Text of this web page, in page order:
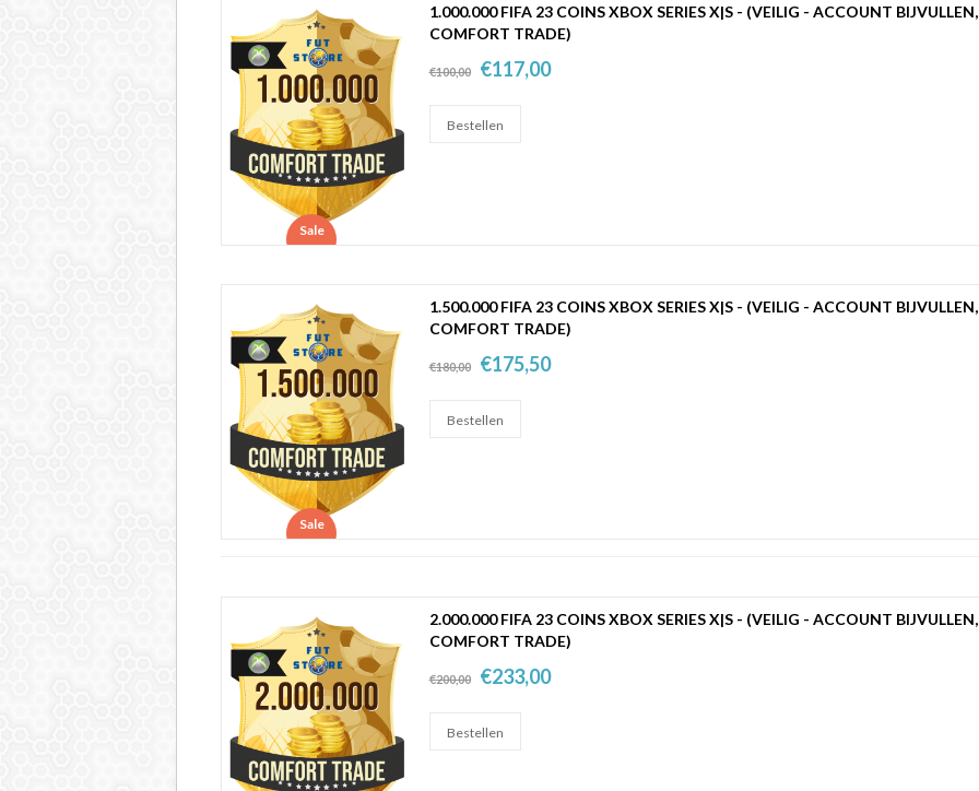
Sale
1.000.000 FIFA 23 COINS XBOX SERIES X|S - (VEILIG - ACCOUNT BIJVULLEN,
COMFORT TRADE)
€100,00 €117,00
Sale
1.500.000 FIFA 23 COINS XBOX SERIES X|S - (VEILIG - ACCOUNT BIJVULLEN,
COMFORT TRADE)
€180,00 €175,50
2.000.000 FIFA 23 COINS XBOX SERIES X|S - (VEILIG - ACCOUNT BIJVULLEN,
COMFORT TRADE)
€200,00 €233,00